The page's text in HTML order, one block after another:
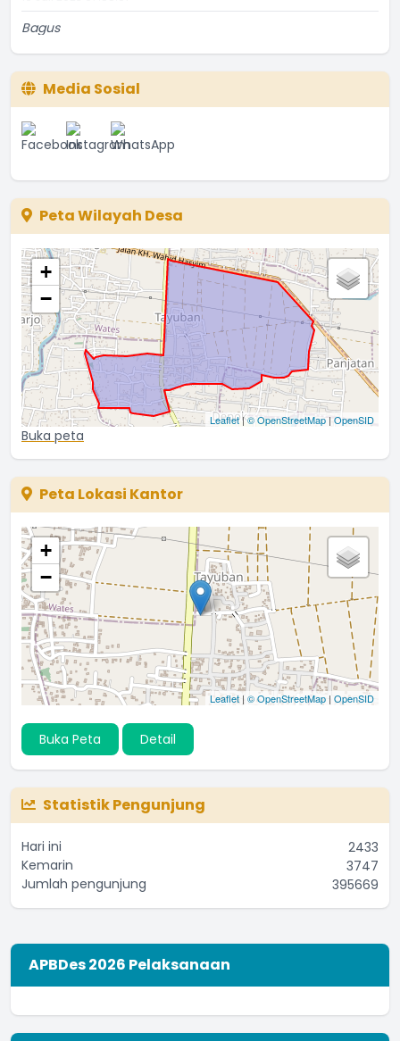
Bagus
...selengkapnya
Etti Sunar
22 Januari 2022 01:08:01
Bagus
...selengkapnya
Ina
Media Sosial
Peta Wilayah Desa
+
−
Leaflet|© OpenStreetMap | OpenSID
Buka peta
Peta Lokasi Kantor
+
−
Leaflet | © OpenStreetMap | OpenSID
Buka Peta Detail
Statistik Pengunjung
Hari ini
2433
Kemarin
3747
Jumlah pengunjung
395669
APBDes 2026 Pelaksanaan